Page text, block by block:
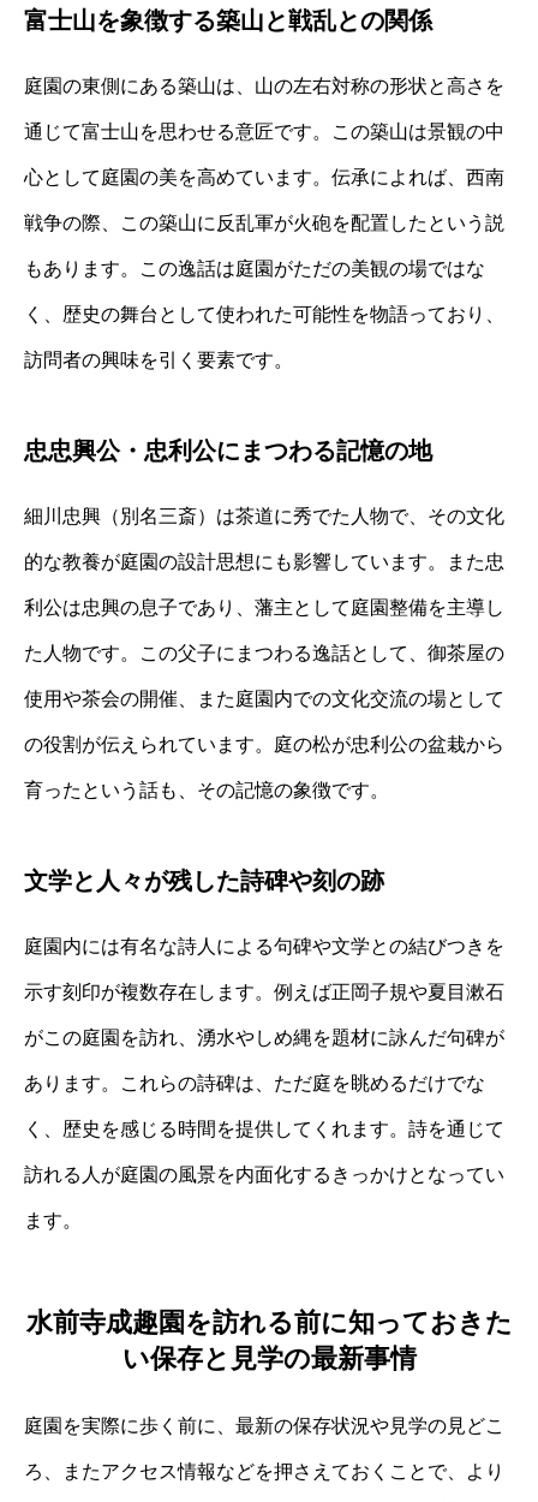
富士山を象徴する築山と戦乱との関係
庭園の東側にある築山は、山の左右対称の形状と高さを
通じて富士山を思わせる意匠です。この築山は景観の中
心として庭園の美を高めています。伝承によれば、西南
戦争の際、この築山に反乱軍が火砲を配置したという説
もあります。この逸話は庭園がただの美観の場ではな
く、歴史の舞台として使われた可能性を物語っており、
訪問者の興味を引く要素です。
忠忠興公・忠利公にまつわる記憶の地
細川忠興（別名三斎）は茶道に秀でた人物で、その文化
的な教養が庭園の設計思想にも影響しています。また忠
利公は忠興の息子であり、藩主として庭園整備を主導し
た人物です。この父子にまつわる逸話として、御茶屋の
使用や茶会の開催、また庭園内での文化交流の場として
の役割が伝えられています。庭の松が忠利公の盆栽から
育ったという話も、その記憶の象徴です。
文学と人々が残した詩碑や刻の跡
庭園内には有名な詩人による句碑や文学との結びつきを
示す刻印が複数存在します。例えば正岡子規や夏目漱石
がこの庭園を訪れ、湧水やしめ縄を題材に詠んだ句碑が
あります。これらの詩碑は、ただ庭を眺めるだけでな
く、歴史を感じる時間を提供してくれます。詩を通じて
訪れる人が庭園の風景を内面化するきっかけとなってい
ます。
水前寺成趣園を訪れる前に知っておきた
い保存と見学の最新事情
庭園を実際に歩く前に、最新の保存状況や見学の見どこ
ろ、またアクセス情報などを押さえておくことで、より